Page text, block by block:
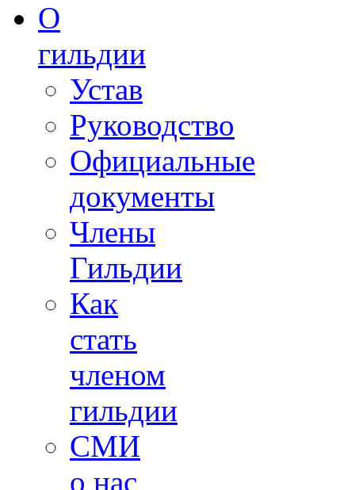
О
гильдии
Устав
Руководство
Официальные
документы
Члены
Гильдии
Как
стать
членом
гильдии
СМИ
о нас